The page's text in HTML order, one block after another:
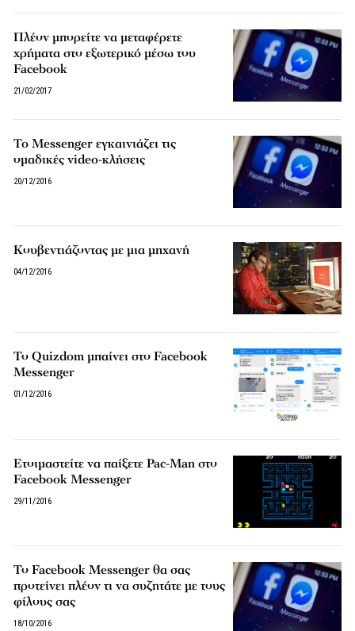
Πλέον μπορείτε να μεταφέρετε
χρήματα στο εξωτερικό μέσω του
Facebook
21/02/2017
To Messenger εγκαινιάζει τις
ομαδικές video-κλήσεις
20/12/2016
Κουβεντιάζοντας με μια μηχανή
04/12/2016
Το Quizdom μπαίνει στο Facebook
Messenger
01/12/2016
Ετοιμαστείτε να παίξετε Pac-Man στο
Facebook Messenger
29/11/2016
Το Facebook Messenger θα σας
προτείνει πλέον τι να συζητάτε με τους
φίλους σας
18/10/2016